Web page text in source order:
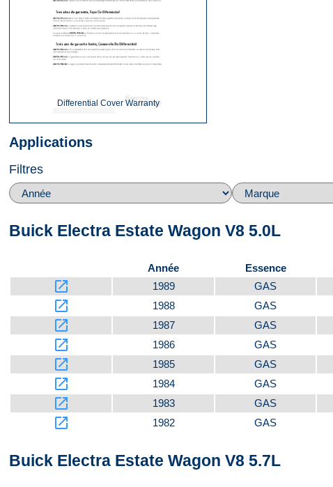
Differential Cover Warranty
Applications
Filtres
Buick Electra Estate Wagon V8 5.0L
Année Essence
launch 1989 GAS
launch 1988 GAS
launch 1987 GAS
launch 1986 GAS
launch 1985 GAS
launch 1984 GAS
launch 1983 GAS
launch 1982 GAS
Buick Electra Estate Wagon V8 5.7L